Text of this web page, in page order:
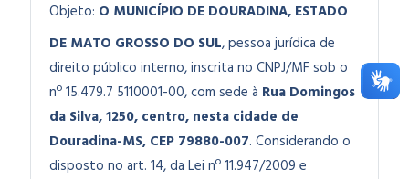
Objeto: O MUNICÍPIO DE DOURADINA, ESTADO
DE MATO GROSSO DO SUL, pessoa jurídica de
direito público interno, inscrita no CNPJ/MF sob o
nº 15.479.7 5110001-00, com sede à Rua Domingos
da Silva, 1250, centro, nesta cidade de
Douradina-MS, CEP 79880-007. Considerando o
disposto no art. 14, da Lei nº 11.947/2009 e